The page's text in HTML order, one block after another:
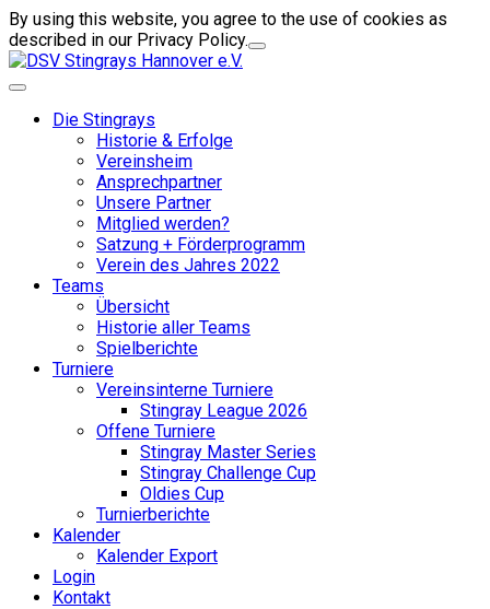
By using this website, you agree to the use of cookies as
described in our Privacy Policy.
Die Stingrays
Historie & Erfolge
Vereinsheim
Ansprechpartner
Unsere Partner
Mitglied werden?
Satzung + Förderprogramm
Verein des Jahres 2022
Teams
Übersicht
Historie aller Teams
Spielberichte
Turniere
Vereinsinterne Turniere
Stingray League 2026
Offene Turniere
Stingray Master Series
Stingray Challenge Cup
Oldies Cup
Turnierberichte
Kalender
Kalender Export
Login
Kontakt